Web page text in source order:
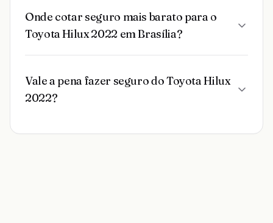
Onde cotar seguro mais barato para o
Toyota Hilux 2022 em Brasília?
Vale a pena fazer seguro do Toyota Hilux
2022?